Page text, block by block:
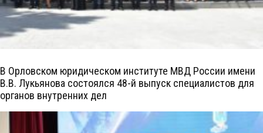
В Орловском юридическом институте МВД России имени
В.В. Лукьянова состоялся 48-й выпуск специалистов для
органов внутренних дел